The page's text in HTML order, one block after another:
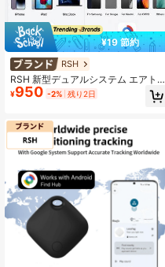
¥19 節約
RSH
RSH 新型デュアルシステム エアトラ
ッキングタグ、USB-C充電式バッテ
リー、iOS Find MyとAndroid Find H
ラッカー、荷物、鍵、財布などのス
マートアイテムファインダータグ、
紛失リマインダー付き
¥950 -2% 残り2日